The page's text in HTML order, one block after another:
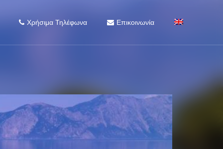
Χρήσιμα Τηλέφωνα Επικοινωνία